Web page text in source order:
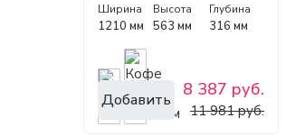
Ширина
1210 мм
Высота
563 мм
Глубина
316 мм
Добавить 8 387 руб.
11 981 руб.